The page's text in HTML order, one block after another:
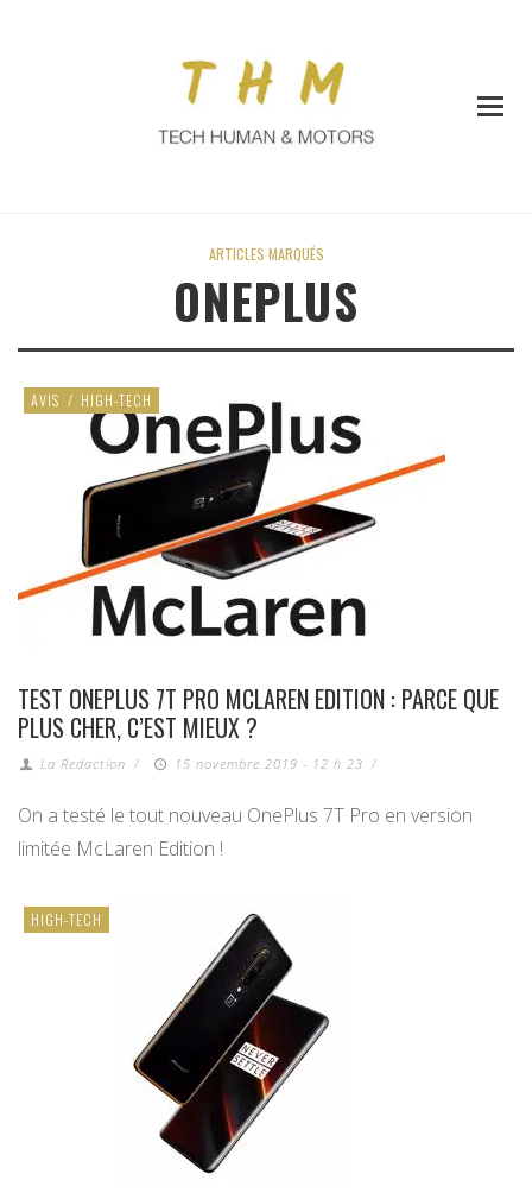
ARTICLES MARQUÉS
ONEPLUS
AVIS / HIGH-TECH
TEST ONEPLUS 7T PRO MCLAREN EDITION : PARCE QUE
PLUS CHER, C’EST MIEUX ?
La Redaction / 15 novembre 2019 - 12 h 23 /
On a testé le tout nouveau OnePlus 7T Pro en version
limitée McLaren Edition !
HIGH-TECH